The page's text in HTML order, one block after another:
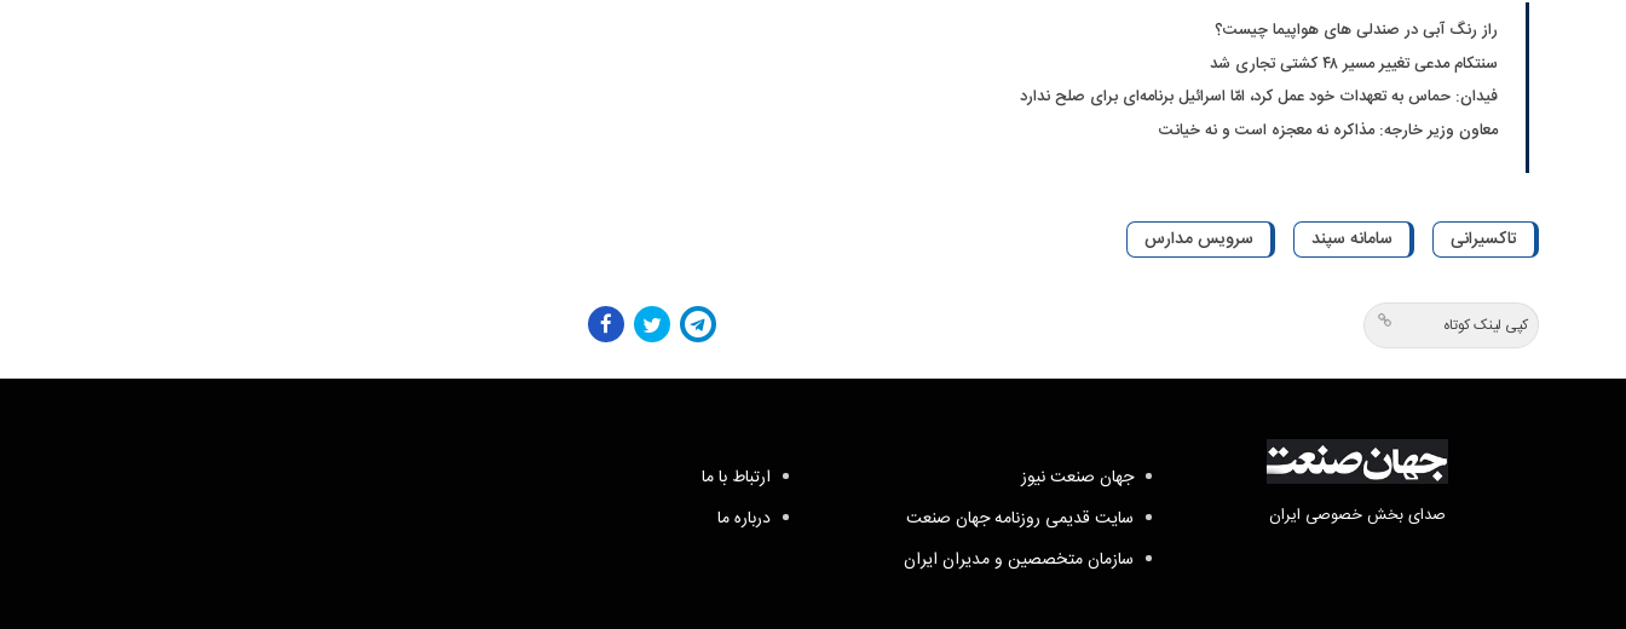
راز رنگ آبی در صندلی های هواپیما چیست؟
سنتکام مدعی تغییر مسیر ۴۸ کشتی تجاری شد
فیدان: حماس به تعهدات خود عمل کرد، امّا اسرائیل برنامه‌ای برای صلح ندارد
معاون وزیر خارجه: مذاکره نه معجزه است و نه خیانت
تاکسیرانی سامانه سپند سرویس مدارس
کپی لینک کوتاه
صدای بخش خصوصی ایران
جهان صنعت نیوز
سایت قدیمی روزنامه جهان صنعت
سازمان متخصصین و مدیران ایران
ارتباط با ما
درباره ما